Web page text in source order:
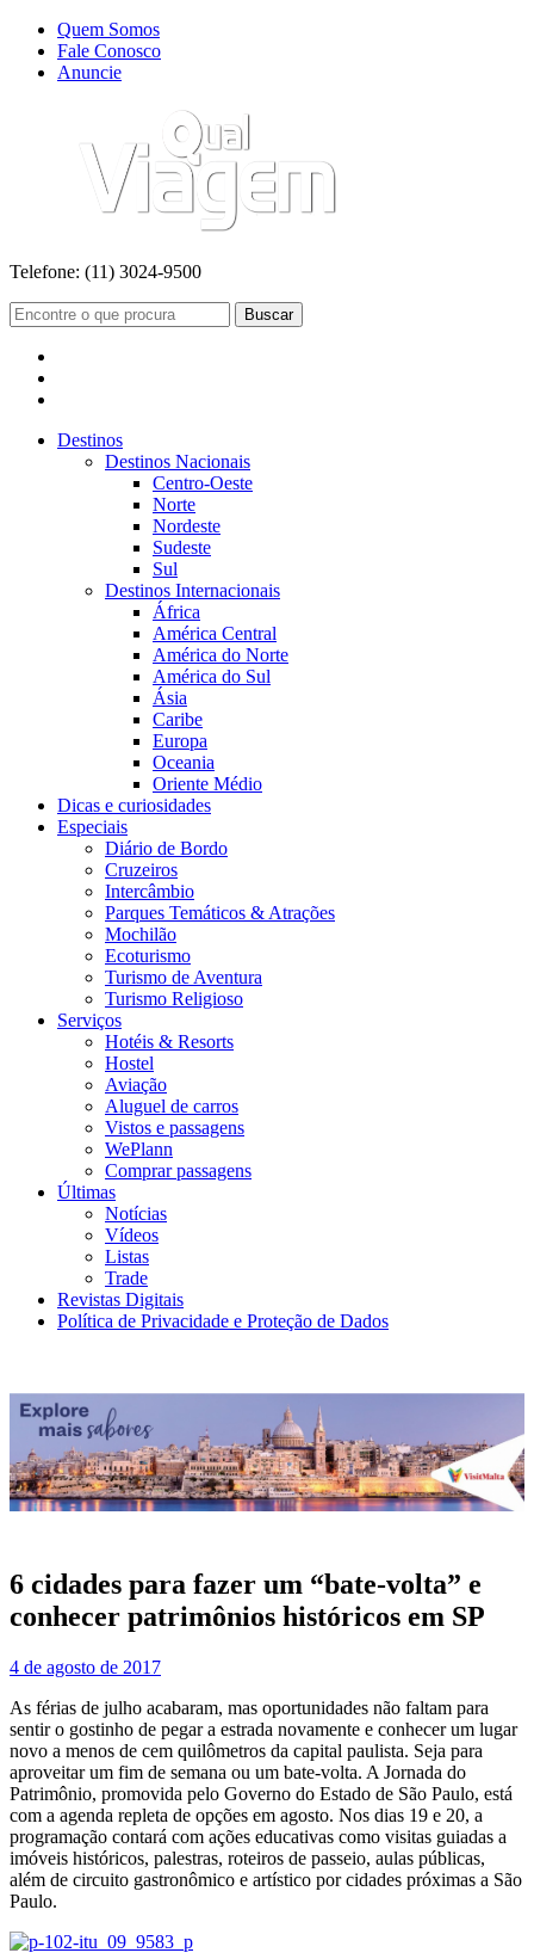
Quem Somos
Fale Conosco
Anuncie
Telefone: (11) 3024-9500
Buscar
Destinos
Destinos Nacionais
Centro-Oeste
Norte
Nordeste
Sudeste
Sul
Destinos Internacionais
África
América Central
América do Norte
América do Sul
Ásia
Caribe
Europa
Oceania
Oriente Médio
Dicas e curiosidades
Especiais
Diário de Bordo
Cruzeiros
Intercâmbio
Parques Temáticos & Atrações
Mochilão
Ecoturismo
Turismo de Aventura
Turismo Religioso
Serviços
Hotéis & Resorts
Hostel
Aviação
Aluguel de carros
Vistos e passagens
WePlann
Comprar passagens
Últimas
Notícias
Vídeos
Listas
Trade
Revistas Digitais
Política de Privacidade e Proteção de Dados
6 cidades para fazer um “bate-volta” e
conhecer patrimônios históricos em SP
4 de agosto de 2017
As férias de julho acabaram, mas oportunidades não faltam para
sentir o gostinho de pegar a estrada novamente e conhecer um lugar
novo a menos de cem quilômetros da capital paulista. Seja para
aproveitar um fim de semana ou um bate-volta. A Jornada do
Patrimônio, promovida pelo Governo do Estado de São Paulo, está
com a agenda repleta de opções em agosto. Nos dias 19 e 20, a
programação contará com ações educativas como visitas guiadas a
imóveis históricos, palestras, roteiros de passeio, aulas públicas,
além de circuito gastronômico e artístico por cidades próximas a São
Paulo.